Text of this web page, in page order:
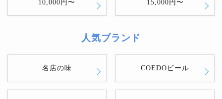
10,000円〜 15,000円〜
人気ブランド
名店の味 COEDOビール